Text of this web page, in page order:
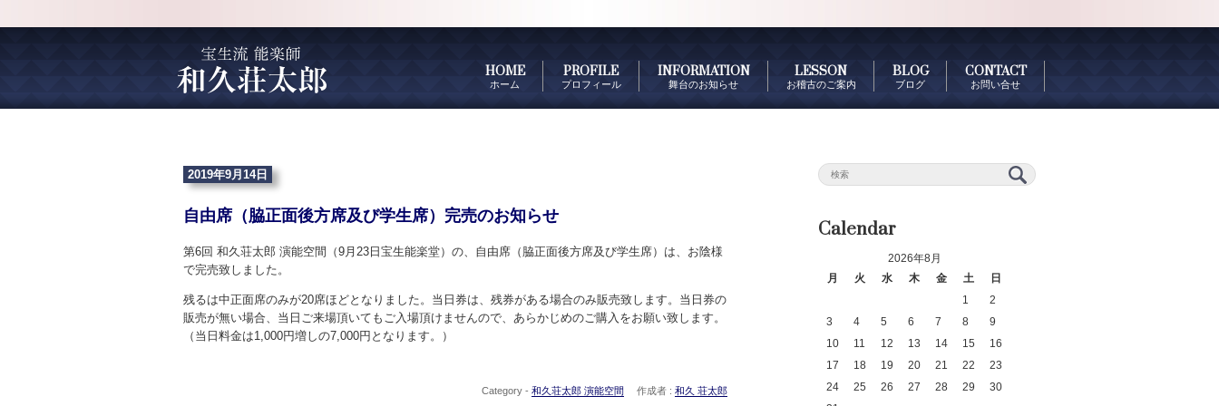
HOME
ホーム
PROFILE
プロフィール
INFORMATION
舞台のお知らせ
LESSON
お稽古のご案内
BLOG
ブログ
CONTACT
お問い合せ
2019年9月14日
自由席（脇正面後方席及び学生席）完売のお知らせ
第6回 和久荘太郎 演能空間（9月23日宝生能楽堂）の、自由席（脇正面後方席及び学生席）は、お陰様
で完売致しました。
残るは中正面席のみが20席ほどとなりました。当日券は、残券がある場合のみ販売致します。当日券の
販売が無い場合、当日ご来場頂いてもご入場頂けませんので、あらかじめのご購入をお願い致します。
（当日料金は1,000円増しの7,000円となります。）
Category - 和久荘太郎 演能空間 作成者 : 和久 荘太郎
Calendar
2026年8月
月
火 水 木 金 土
日
1
2
3
4 5 6 7 8
9
10
11 12 13 14 15
16
17
18 19 20 21 22
23
24
25 26 27 28 29
30